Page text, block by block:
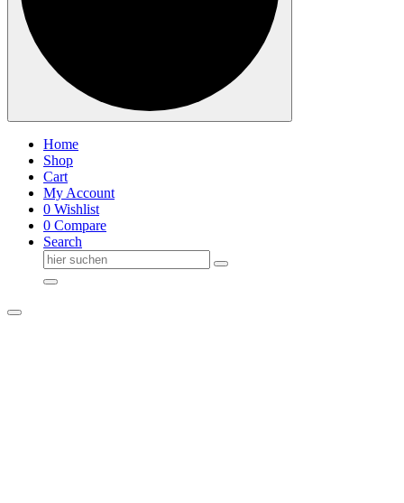
Home
Shop
Cart
My Account
0 Wishlist
0 Compare
Search
Suche
nach: